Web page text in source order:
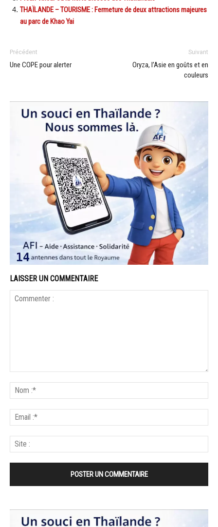
THAÏLANDE – TOURISME : Fermeture de deux attractions majeures
au parc de Khao Yai
Précédent
Une COPE pour alerter
Suivant
Oryza, l’Asie en goûts et en
couleurs
LAISSER UN COMMENTAIRE